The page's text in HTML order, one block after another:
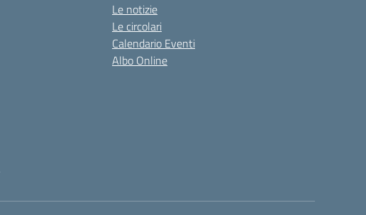
Le notizie
Le circolari
Calendario Eventi
Albo Online